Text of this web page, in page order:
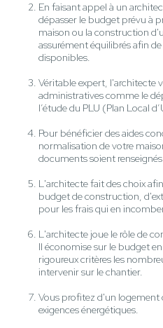
En faisant appel à un
dépasser le budget prévu à
maison ou la construction
assurément équilibrés afin
disponibles.
Véritable expert, l'architecte
administratives comme le
l’étude du PLU (Plan Local
Pour bénéficier des aides
normalisation de votre
documents soient
L'architecte fait des choix
budget de construction,
pour les frais qui en
L'architecte joue le rôle de
Il économise sur le budget
rigoureux critères les
intervenir sur le chantier.
Vous profitez d'un logement
exigences énergétiques.